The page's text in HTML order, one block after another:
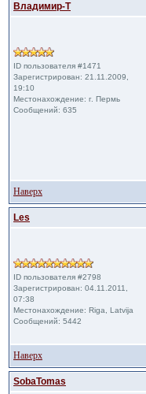
Владимир-Т
ID пользователя #1471
Зарегистрирован: 21.11.2009,
19:10
Местонахождение: г. Пермь
Сообщений: 635
Наверх
Les
ID пользователя #2798
Зарегистрирован: 04.11.2011,
07:38
Местонахождение: Riga, Latvija
Сообщений: 5442
Наверх
SobaTomas